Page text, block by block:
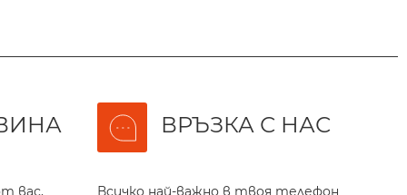
ВРЪЗКА С НАС